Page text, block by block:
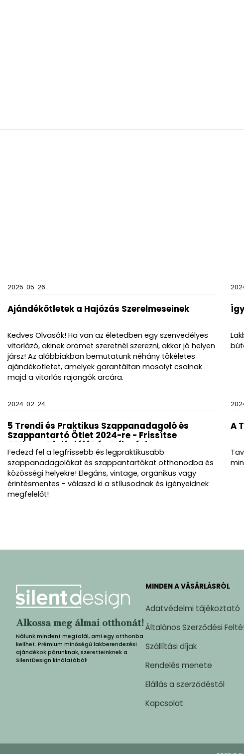
2025. 05. 26.
Ajándékötletek a Hajózás Szerelmeseinek
Kedves Olvasók! Ha van az életedben egy szenvedélyes
vitorlázó, akinek örömet szeretnél szerezni, akkor jó helyen
jársz! Az alábbiakban bemutatunk néhány tökéletes
ajándékötletet, amelyek garantáltan mosolyt csalnak
majd a vitorlás rajongók arcára.
2024. 02. 24.
5 Trendi és Praktikus Szappanadagoló és
Szappantartó Ötlet 2024-re - Frissítse
Otthona Higiéniáját és Stílusát!
Fedezd fel a legfrissebb és legpraktikusabb
szappanadagolókat és szappantartókat otthonodba és
közösségi helyekre! Elegáns, vintage, organikus vagy
érintésmentes - válaszd ki a stílusodnak és igényeidnek
megfelelőt!
A
Alkossa meg álmai otthonát!
Nálunk mindent megtalál, ami egy otthonba
kellhet. Prémium minőségű lakberendezési
ajándékok párunknak, szeretteinknek a
SilentDesign kínálatából!
MINDEN A VÁSÁRLÁSRÓL
Adatvédelmi tájékoztató
Általános Szerződési
Szállítási díjak
Rendelés menete
Elállás a szerződéstől
Kapcsolat